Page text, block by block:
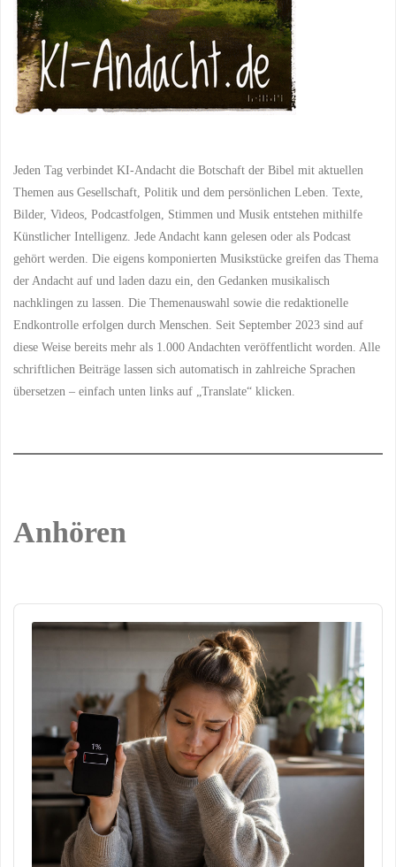
Jeden Tag verbindet KI-Andacht die Botschaft der Bibel mit aktuellen
Themen aus Gesellschaft, Politik und dem persönlichen Leben. Texte,
Bilder, Videos, Podcastfolgen, Stimmen und Musik entstehen mithilfe
Künstlicher Intelligenz. Jede Andacht kann gelesen oder als Podcast
gehört werden. Die eigens komponierten Musikstücke greifen das Thema
der Andacht auf und laden dazu ein, den Gedanken musikalisch
nachklingen zu lassen. Die Themenauswahl sowie die redaktionelle
Endkontrolle erfolgen durch Menschen. Seit September 2023 sind auf
diese Weise bereits mehr als 1.000 Andachten veröffentlicht worden. Alle
schriftlichen Beiträge lassen sich automatisch in zahlreiche Sprachen
übersetzen – einfach unten links auf „Translate“ klicken.
Anhören
Audio
Player